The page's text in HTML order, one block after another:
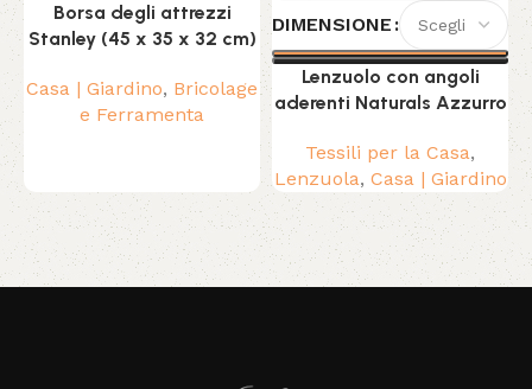
Borsa degli attrezzi
Stanley (45 x 35 x 32 cm)
Casa | Giardino, Bricolage
e Ferramenta
DIMENSIONE
Lenzuolo con angoli
aderenti Naturals Azzurro
Tessili per la Casa,
Lenzuola, Casa | Giardino
Read More